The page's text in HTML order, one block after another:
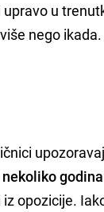
u
nego ikada.
opozicije.